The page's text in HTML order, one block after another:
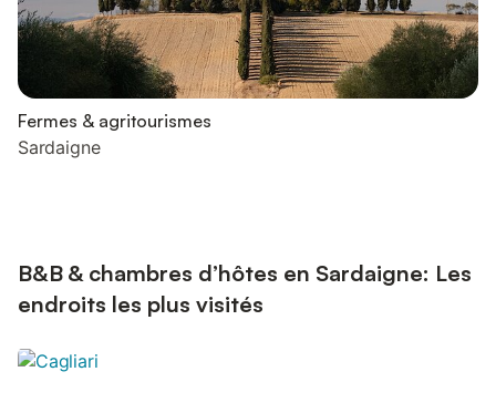
Fermes & agritourismes
Sardaigne
B&B & chambres d’hôtes en Sardaigne: Les
endroits les plus visités